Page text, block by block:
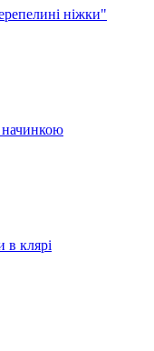
ніжки"
начинкою
клярі